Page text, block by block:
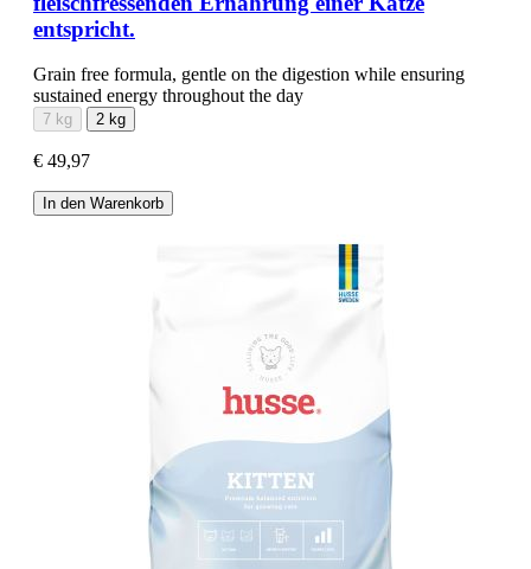
entspricht.
Grain free formula, gentle on the digestion while ensuring
sustained energy throughout the day
7 kg 2 kg
€ 49,97
In den Warenkorb